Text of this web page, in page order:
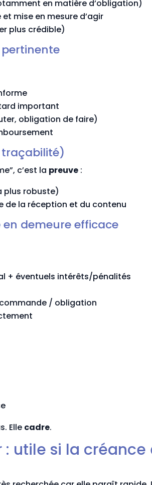
en matière d’obligation)
mise en mesure d’agir
plus crédible)
important
obligation de faire)
traçabilité)
c’est la preuve:
plus robuste)
de la réception et du contenu
demeure efficace
+ éventuels intérêts/pénalités
/ obligation
Elle cadre.
: utile si la